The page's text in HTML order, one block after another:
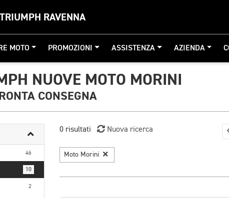
TRIUMPH RAVENNA
MOTO PROMOZIONI ASSISTENZA AZIENDA
NUOVE MOTO MORINI
CONSEGNA
46
10
2
0 risultati Nuova ricerca
Moto Morini